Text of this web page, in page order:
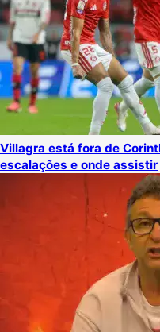
Villagra está fora de
escalações e onde assistir